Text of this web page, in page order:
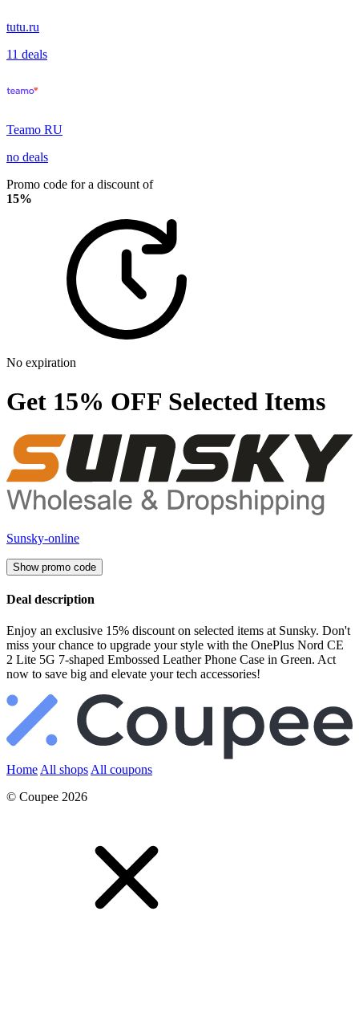
tutu.ru
11 deals
Teamo RU
no deals
Promo code for a discount of
15%
No expiration
Get 15% OFF Selected Items
Sunsky-online
Show promo code
Deal description
Enjoy an exclusive 15% discount on selected items at Sunsky. Don't
miss your chance to upgrade your style with the OnePlus Nord CE
2 Lite 5G 7-shaped Embossed Leather Phone Case in Green. Act
now to save big and elevate your tech accessories!
Home All shops All coupons
© Coupee 2026